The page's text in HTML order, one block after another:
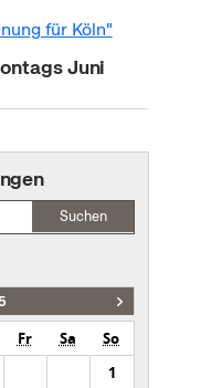
für Köln"
Juni
Suchen
Fr Sa
So
1